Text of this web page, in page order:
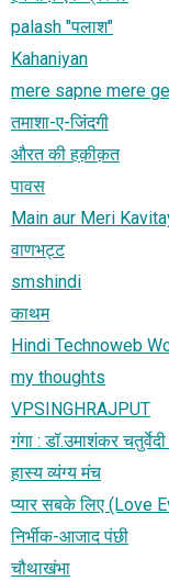
palash "पलाश"
Kahaniyan
mere sapne mere
तमाशा-ए-जिंदगी
औरत की हक़ीक़त
पावस
Main aur Meri
वाणभट्ट
smshindi
काथम
Hindi Technoweb
my thoughts
VPSINGHRAJPUT
गंगा : डॉ.उमाशंकर
हास्य व्यंग्य मंच
प्यार सबके लिए (Love
निर्भीक-आजाद पंछी
चौथाखंभा